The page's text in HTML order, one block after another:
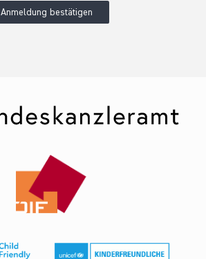
Anmeldung bestätigen